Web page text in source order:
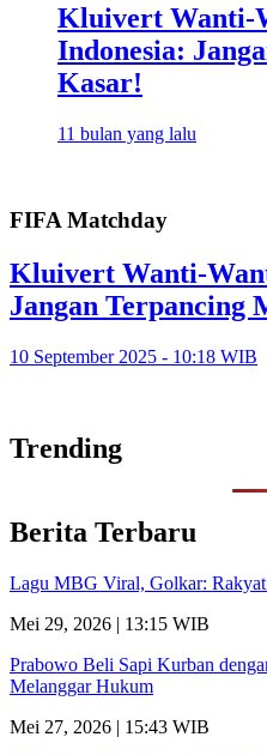
Kluivert Wanti-
Indonesia:
Kasar!
11 bulan yang lalu
FIFA Matchday
Kluivert Wanti-
Jangan Terpancing
10 September 2025 - 10:18 WIB
Trending
Berita Terbaru
Lagu MBG Viral, Golkar: Rakyat
Mei 29, 2026 | 13:15 WIB
Prabowo Beli Sapi Kurban
Melanggar Hukum
Mei 27, 2026 | 15:43 WIB